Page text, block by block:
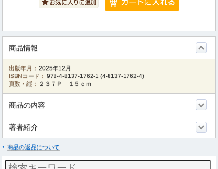
商品情報
出版年月： 2025年12月
ISBNコード： 978-4-8137-1762-1 (4-8137-1762-4)
頁数・縦：
２３７Ｐ １５ｃｍ
商品の内容
著者紹介
商品の返品について